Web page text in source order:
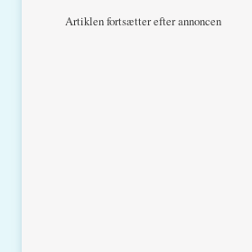
Artiklen fortsætter efter annoncen